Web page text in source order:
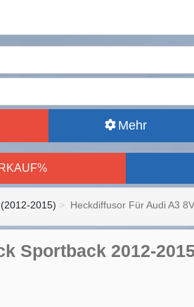
Mehr
2015) Heckdiffusor Für Audi A3 8V
Sportback 2012-